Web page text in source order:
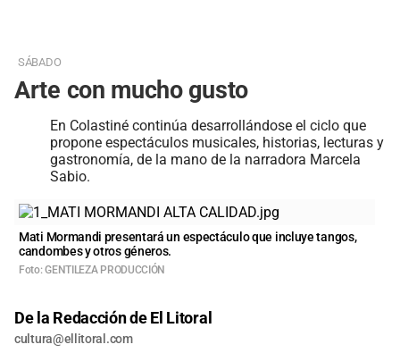
SÁBADO
Arte con mucho gusto
En Colastiné continúa desarrollándose el ciclo que
propone espectáculos musicales, historias, lecturas y
gastronomía, de la mano de la narradora Marcela
Sabio.
Mati Mormandi presentará un espectáculo que incluye tangos,
candombes y otros géneros.
Foto: GENTILEZA PRODUCCIÓN
De la Redacción de El Litoral
cultura@ellitoral.com